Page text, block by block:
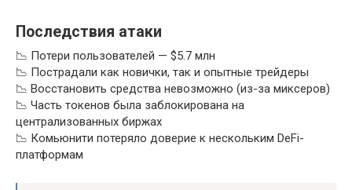
Последствия атаки
📉 Потери пользователей — $5.7 млн
📉 Пострадали как новички, так и опытные трейдеры
📉 Восстановить средства невозможно (из-за миксеров)
📉 Часть токенов была заблокирована на
централизованных биржах
📉 Комьюнити потеряло доверие к нескольким DeFi-
платформам